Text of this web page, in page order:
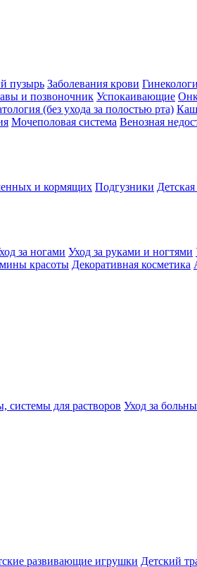
пузырь Заболевания крови
и позвоночник Успокаивающие
(без ухода за полостью рта)
Мочеполовая система Венозная
и кормящих Подгузники
за ногами Уход за руками и ногтями
красоты Декоративная косметика
для растворов Уход за
развивающие игрушки Детский